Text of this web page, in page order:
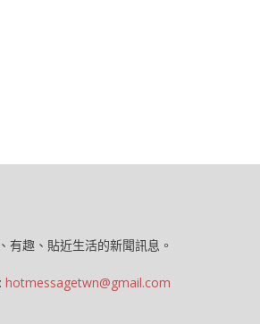
有趣、貼近生活的新聞訊息。
hotmessagetwn@gmail.com